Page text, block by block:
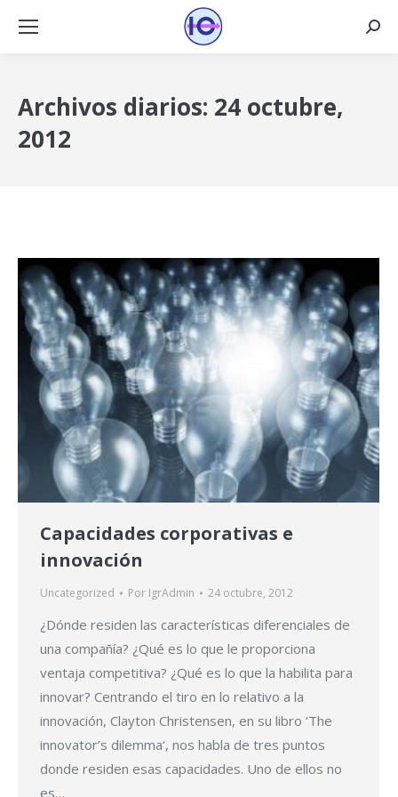
Archivos diarios: 24 octubre,
2012
Capacidades corporativas e
innovación
Uncategorized Por IgrAdmin 24 octubre, 2012
¿Dónde residen las características diferenciales de
una compañía? ¿Qué es lo que le proporciona
ventaja competitiva? ¿Qué es lo que la habilita para
innovar? Centrando el tiro en lo relativo a la
innovación, Clayton Christensen, en su libro ‘The
innovator’s dilemma‘, nos habla de tres puntos
donde residen esas capacidades. Uno de ellos no
es…